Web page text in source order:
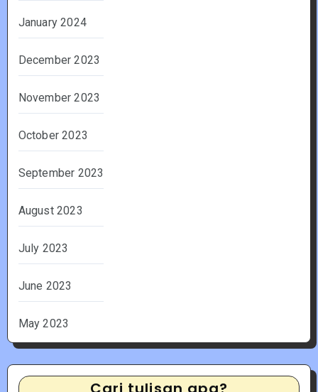
January 2024
December 2023
November 2023
October 2023
September 2023
August 2023
July 2023
June 2023
May 2023